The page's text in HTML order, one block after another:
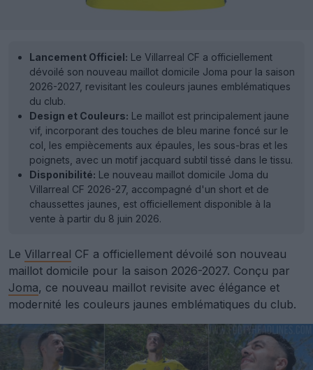
Lancement Officiel: Le Villarreal CF a officiellement
dévoilé son nouveau maillot domicile Joma pour la saison
2026-2027, revisitant les couleurs jaunes emblématiques
du club.
Design et Couleurs: Le maillot est principalement jaune
vif, incorporant des touches de bleu marine foncé sur le
col, les empiècements aux épaules, les sous-bras et les
poignets, avec un motif jacquard subtil tissé dans le tissu.
Disponibilité: Le nouveau maillot domicile Joma du
Villarreal CF 2026-27, accompagné d'un short et de
chaussettes jaunes, est officiellement disponible à la
vente à partir du 8 juin 2026.
Le Villarreal CF a officiellement dévoilé son nouveau
maillot domicile pour la saison 2026-2027. Conçu par
Joma, ce nouveau maillot revisite avec élégance et
modernité les couleurs jaunes emblématiques du club.